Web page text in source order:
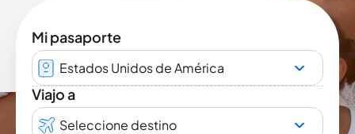
Mi pasaporte
Estados Unidos de América
Viajo a
Seleccione destino